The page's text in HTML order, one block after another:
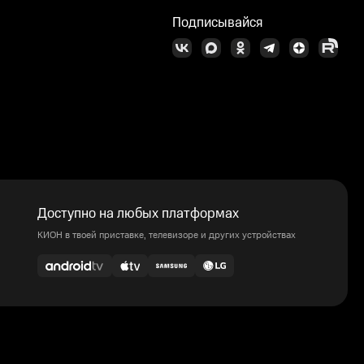
Подписывайся
Доступно на любых платформах
КИОН в твоей приставке, телевизоре и других устройствах